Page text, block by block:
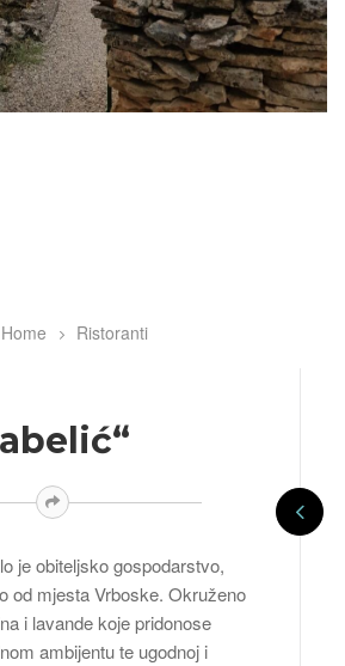
Home Ristoranti
je obiteljsko gospodarstvo,
od mjesta Vrboske. Okruženo
i lavande koje pridonose
ambijentu te ugodnoj i